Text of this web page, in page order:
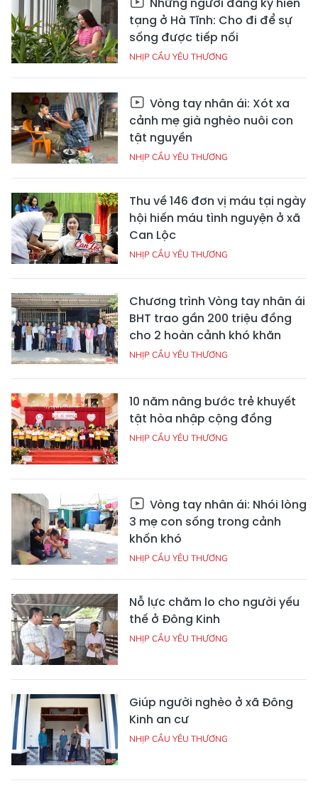
tạng ở Hà Tĩnh: Cho đi để sự
sống được tiếp nối
NHỊP CẦU YÊU THƯƠNG
Vòng tay nhân ái: Xót xa
cảnh mẹ già nghèo nuôi con
tật nguyền
NHỊP CẦU YÊU THƯƠNG
Thu về 146 đơn vị máu tại ngày
hội hiến máu tình nguyện ở xã
Can Lộc
NHỊP CẦU YÊU THƯƠNG
Chương trình Vòng tay nhân ái
BHT trao gần 200 triệu đồng
cho 2 hoàn cảnh khó khăn
NHỊP CẦU YÊU THƯƠNG
10 năm nâng bước trẻ khuyết
tật hòa nhập cộng đồng
NHỊP CẦU YÊU THƯƠNG
Vòng tay nhân ái: Nhói lòng
3 mẹ con sống trong cảnh
khốn khó
NHỊP CẦU YÊU THƯƠNG
Nỗ lực chăm lo cho người yếu
thế ở Đông Kinh
NHỊP CẦU YÊU THƯƠNG
Giúp người nghèo ở xã Đông
Kinh an cư
NHỊP CẦU YÊU THƯƠNG